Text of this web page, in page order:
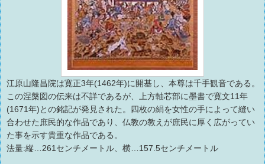
江原山隆昌院は寛正3年(1462年)に開基し、本尊は千手観音である。
この涅槃図の伝来は不詳であるが、上方軸芯部に墨書で寛文11年
(1671年)との銘記が発見された。四枚の絹を女性の手によって縫い
合わせた庶民的な作品であり、仏教の教えが庶民に厚く広がってい
た事を示す貴重な作品である。
法量:縦…261センチメートル、横…157.5センチメートル